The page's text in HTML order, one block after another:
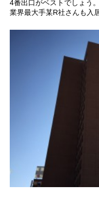
4番出口がベストでしょう。
業界最大手某R社さんも入